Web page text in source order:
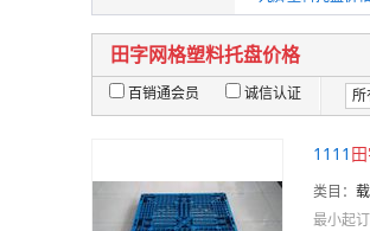
田字网格塑料托盘价格
百销通会员 诚信认证 所
1111
类目：
最小起